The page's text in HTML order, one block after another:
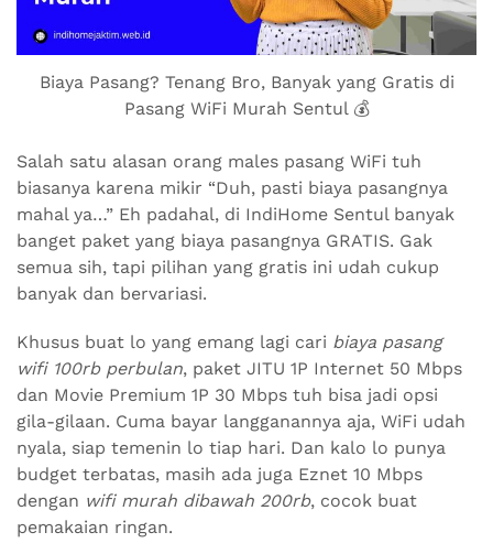
Biaya Pasang? Tenang Bro, Banyak yang Gratis di
Pasang WiFi Murah Sentul 💰
Salah satu alasan orang males pasang WiFi tuh
biasanya karena mikir “Duh, pasti biaya pasangnya
mahal ya…” Eh padahal, di IndiHome Sentul banyak
banget paket yang biaya pasangnya GRATIS. Gak
semua sih, tapi pilihan yang gratis ini udah cukup
banyak dan bervariasi.
Khusus buat lo yang emang lagi cari biaya pasang
wifi 100rb perbulan, paket JITU 1P Internet 50 Mbps
dan Movie Premium 1P 30 Mbps tuh bisa jadi opsi
gila-gilaan. Cuma bayar langganannya aja, WiFi udah
nyala, siap temenin lo tiap hari. Dan kalo lo punya
budget terbatas, masih ada juga Eznet 10 Mbps
dengan wifi murah dibawah 200rb, cocok buat
pemakaian ringan.